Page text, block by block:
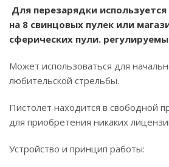
Для перезарядки
на 8 свинцовых пулек или
сферических пули.
Может использоваться для
любительской стрельбы.
Пистолет находится в свободной
для приобретения никаких
Устройство и принцип работы: